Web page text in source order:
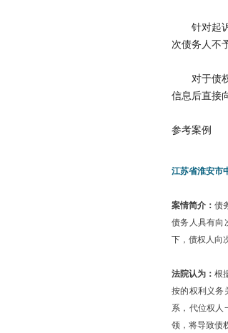
针对起
次债务人不
对于债
信息后直接
参考案例
江苏省淮安市
案情简介：债
债务人具有向
下，债权人向
法院认为：根
按的权利义务
系，代位权人
领，将导致债